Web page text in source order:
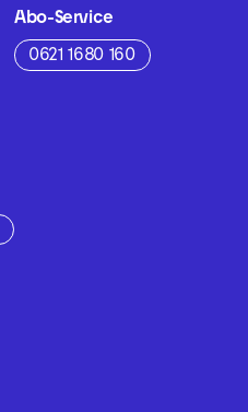
Abo-Service
0621 1680 160